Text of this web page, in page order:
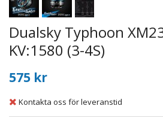
Dualsky Typhoon
KV:1580 (3-4S)
575 kr
Kontakta oss för leveranstid